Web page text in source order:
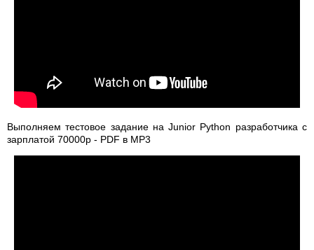
Выполняем тестовое задание на Junior Python разработчика с
зарплатой 70000р - PDF в MP3